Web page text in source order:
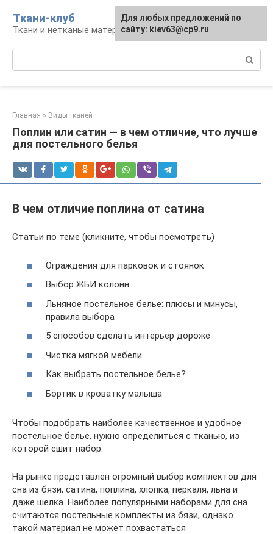
контенту
Ткани-клуб
Ткани и нетканые материалы
Главная » Виды тканей
Поплин или сатин — в чем отличие, что лучше
для постельного белья
В чем отличие поплина от сатина
Статьи по теме (кликните, чтобы посмотреть)
Ограждения для парковок и стоянок
Выбор ЖБИ колонн
Льняное постельное белье: плюсы и минусы,
правила выбора
5 способов сделать интерьер дороже
Чистка мягкой мебели
Как выбрать постельное белье?
Бортик в кроватку малыша
Чтобы подобрать наиболее качественное и удобное
постельное белье, нужно определиться с тканью, из
которой сшит набор.
На рынке представлен огромный выбор комплектов для
сна из бязи, сатина, поплина, хлопка, перкаля, льна и
даже шелка. Наиболее популярными наборами для сна
считаются постельные комплекты из бязи, однако
такой материал не может похвастаться
Для любых предложений по
сайту: kiev63@cp9.ru